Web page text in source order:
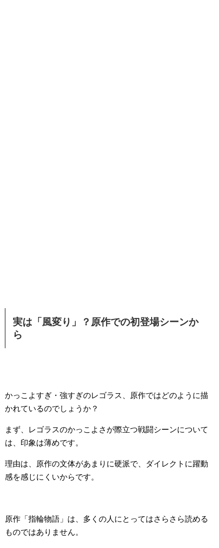
実は「風変り」？原作での初登場シーンか
ら
かっこよすぎ・強すぎのレゴラス、原作ではどのように描
かれているのでしょうか？
まず、レゴラスのかっこよさが際立つ戦闘シーンについて
は、印象は薄めです。
理由は、原作の文体があまりに硬派で、ダイレクトに躍動
感を感じにくいからです。
原作「指輪物語」は、多くの人にとってはさらさら読める
ものではありません。